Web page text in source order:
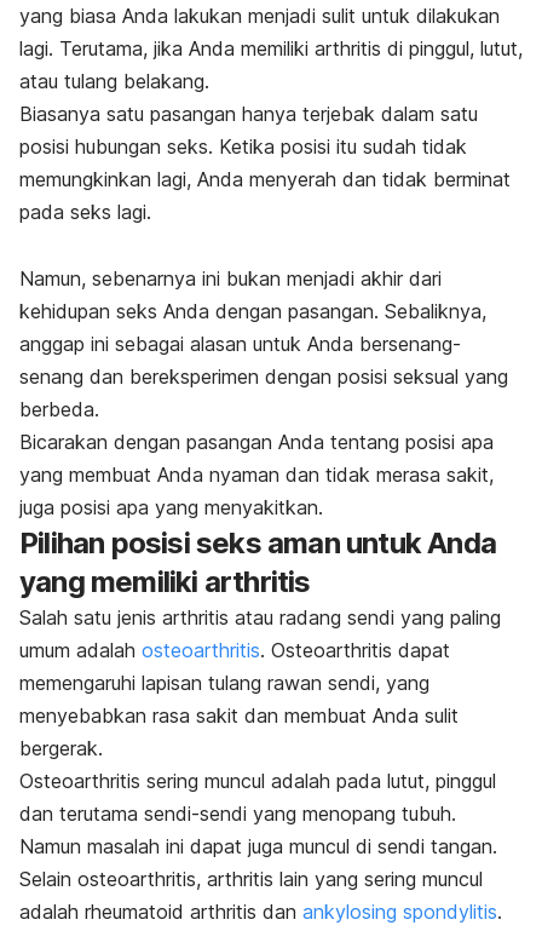
yang biasa Anda lakukan menjadi sulit untuk dilakukan
lagi. Terutama, jika Anda memiliki arthritis di pinggul, lutut,
atau tulang belakang.
Biasanya satu pasangan hanya terjebak dalam satu
posisi hubungan seks. Ketika posisi itu sudah tidak
memungkinkan lagi, Anda menyerah dan tidak berminat
pada seks lagi.
Namun, sebenarnya ini bukan menjadi akhir dari
kehidupan seks Anda dengan pasangan. Sebaliknya,
anggap ini sebagai alasan untuk Anda bersenang-
senang dan bereksperimen dengan posisi seksual yang
berbeda.
Bicarakan dengan pasangan Anda tentang posisi apa
yang membuat Anda nyaman dan tidak merasa sakit,
juga posisi apa yang menyakitkan.
Pilihan posisi seks aman untuk Anda
yang memiliki arthritis
Salah satu jenis arthritis atau radang sendi yang paling
umum adalah osteoarthritis. Osteoarthritis dapat
memengaruhi lapisan tulang rawan sendi, yang
menyebabkan rasa sakit dan membuat Anda sulit
bergerak.
Osteoarthritis sering muncul adalah pada lutut, pinggul
dan terutama sendi-sendi yang menopang tubuh.
Namun masalah ini dapat juga muncul di sendi tangan.
Selain osteoarthritis, arthritis lain yang sering muncul
adalah rheumatoid arthritis dan ankylosing spondylitis.